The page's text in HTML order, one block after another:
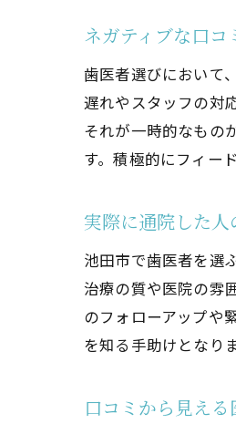
ネガティブな口
歯医者選びにおいて
遅れやスタッフの対
それが一時的なもの
す。積極的にフィー
実際に通院した人
池田市で歯医者を選
治療の質や医院の雰
のフォローアップや
を知る手助けとなり
口コミから見え